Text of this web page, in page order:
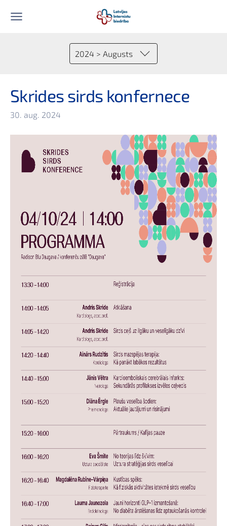
2024 > Augusts
Skrides sirds konfernece
30. aug. 2024